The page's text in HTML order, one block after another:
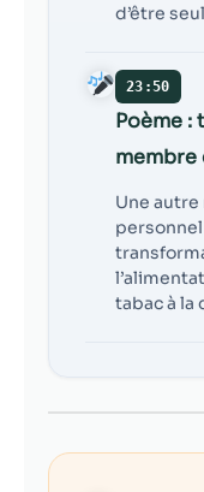
d’être
23:50
Poème :
membre
Une
tabac à la